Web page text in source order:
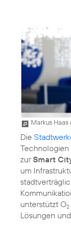
Markus Haas
Die
zurSmart
um
unterstützt O2
Lösungen